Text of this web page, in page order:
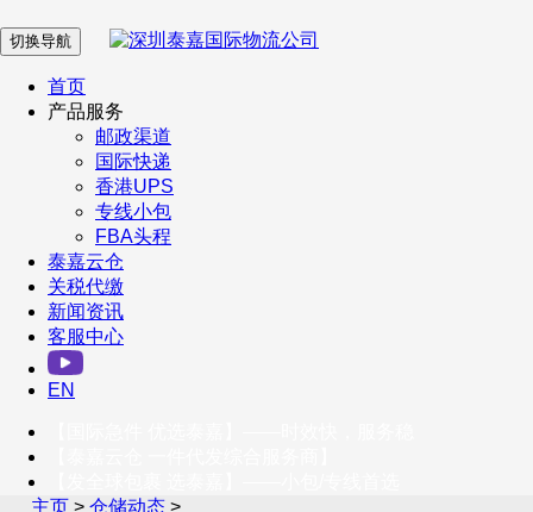
在 线 客 服
企业微信
订阅号
客户服务热线
400-098-5699
联系我们
切换导航
首页
产品服务
邮政渠道
国际快递
香港UPS
专线小包
FBA头程
泰嘉云仓
关税代缴
新闻资讯
客服中心
EN
主页 >仓储动态 >